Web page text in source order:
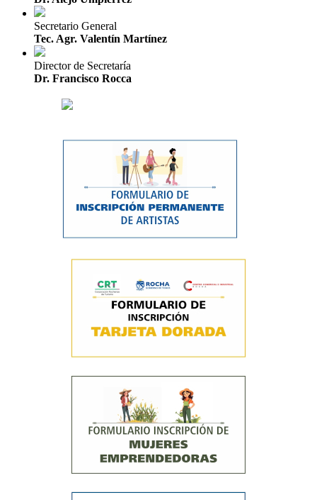
Secretario General
Tec. Agr. Valentín Martínez
Director de Secretaría
Dr. Francisco Rocca